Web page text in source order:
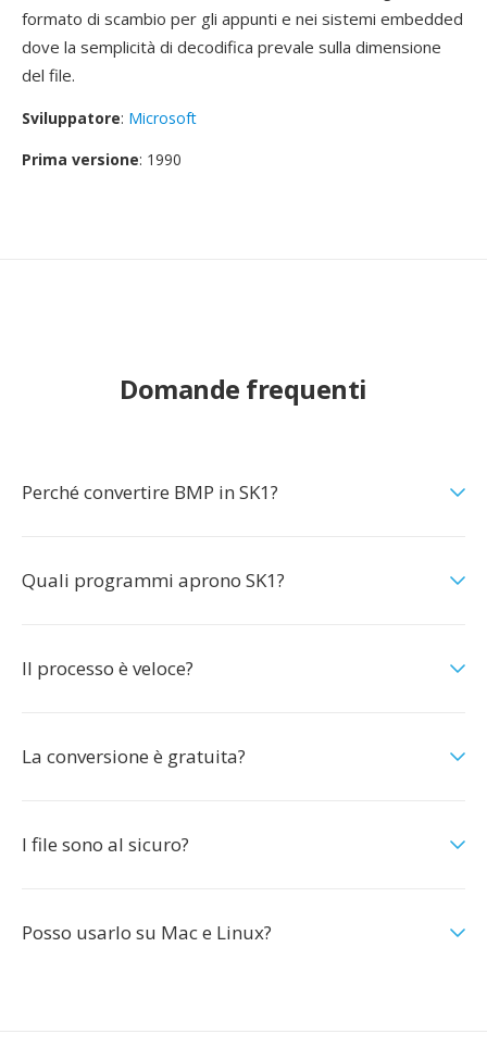
formato di scambio per gli appunti e nei sistemi embedded
dove la semplicità di decodifica prevale sulla dimensione
del file.
Sviluppatore: Microsoft
Prima versione: 1990
Domande frequenti
Perché convertire BMP in SK1?
Quali programmi aprono SK1?
Il processo è veloce?
La conversione è gratuita?
I file sono al sicuro?
Posso usarlo su Mac e Linux?